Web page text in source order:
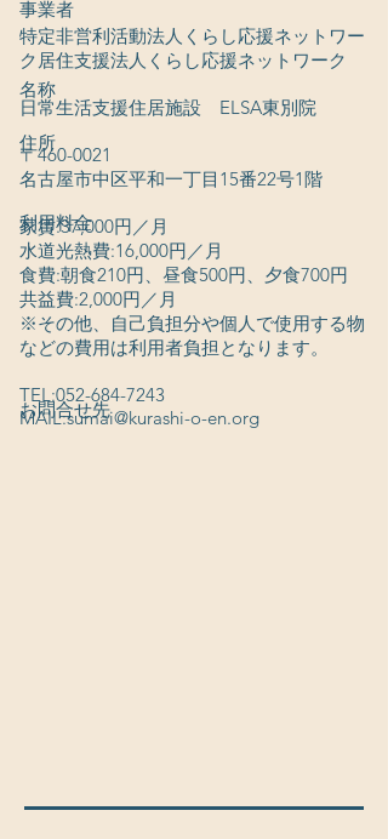
事業者
名称
住所
利用料金
お問合せ先
特定非営利活動法人くらし応援ネットワー
ク居住支援法人くらし応援ネットワーク
日常生活支援住居施設 ELSA東別院
〒460-0021
名古屋市中区平和一丁目15番22号1階
家賃:37,000円／月
水道光熱費:16,000円／月
食費:朝食210円、昼食500円、夕食700円
共益費:2,000円／月
※その他、自己負担分や個人で使用する物
などの費用は利用者負担となります。
TEL:052-684-7243
MAIL:sumai@kurashi-o-en.org